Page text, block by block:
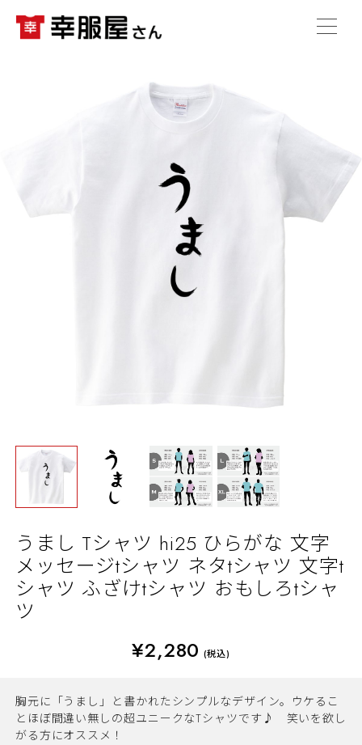
うまし Tシャツ hi25 ひらがな 文字
メッセージtシャツ ネタtシャツ 文字t
シャツ ふざけtシャツ おもしろtシャ
ツ
¥2,280 (税込)
胸元に「うまし」と書かれたシンプルなデザイン。ウケるこ
とほぼ間違い無しの超ユニークなTシャツです♪ 笑いを欲し
がる方にオススメ！